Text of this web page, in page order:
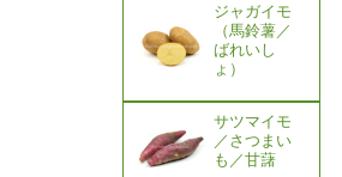
ジャガイモ
（馬鈴薯／
ばれいし
ょ）
サツマイモ
／さつまい
も／甘藷